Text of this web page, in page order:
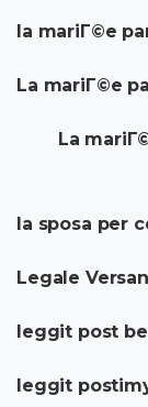
la mariГ©e
La mariГ©e
La
la sposa per
Legale
leggit post
leggit